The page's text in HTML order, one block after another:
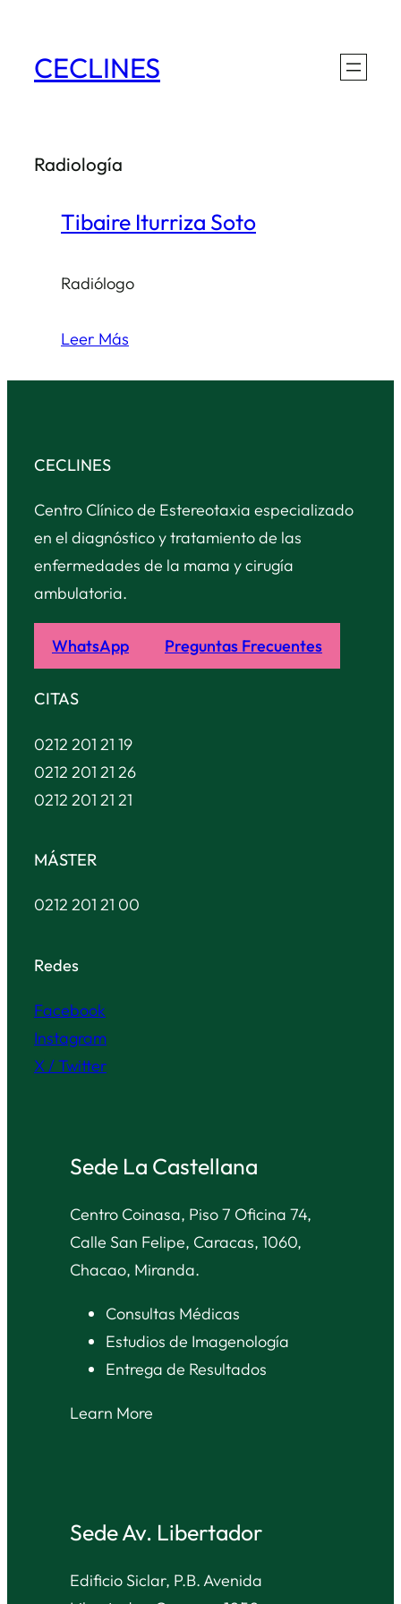
contenido
CECLINES
Radiología
Tibaire Iturriza Soto
Radiólogo
Leer Más
CECLINES
Centro Clínico de Estereotaxia especializado
en el diagnóstico y tratamiento de las
enfermedades de la mama y cirugía
ambulatoria.
WhatsApp Preguntas Frecuentes
CITAS
0212 201 21 19
0212 201 21 26
0212 201 21 21
MÁSTER
0212 201 21 00
Redes
Facebook
Instagram
X / Twitter
Sede La Castellana
Centro Coinasa, Piso 7 Oficina 74,
Calle San Felipe, Caracas, 1060,
Chacao, Miranda.
Consultas Médicas
Estudios de Imagenología
Entrega de Resultados
Learn More
Sede Av. Libertador
Edificio Siclar, P.B. Avenida